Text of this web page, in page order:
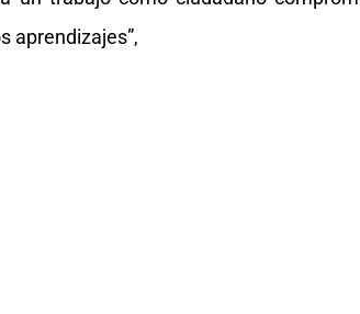
aprendizajes”,